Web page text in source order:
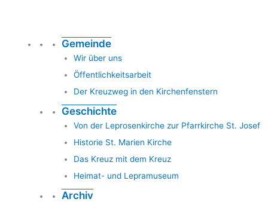
Gemeinde
Wir über uns
Öffentlichkeitsarbeit
Der Kreuzweg in den Kirchenfenstern
Geschichte
Von der Leprosenkirche zur Pfarrkirche St. Josef
Historie St. Marien Kirche
Das Kreuz mit dem Kreuz
Heimat- und Lepramuseum
Archiv